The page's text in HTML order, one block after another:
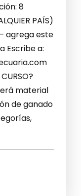
8
PAÍS)
agrega este
Escribe a:
CURSO?
material
de ganado